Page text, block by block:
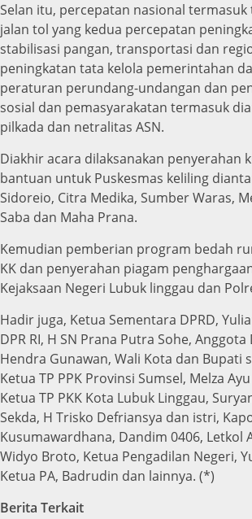
Selan itu, percepatan nasional
jalan tol yang kedua percepatan
stabilisasi pangan, transportasi dan
peningkatan tata kelola pemerintahan
peraturan perundang-undangan dan
sosial dan pemasyarakatan termasuk
pilkada dan netralitas ASN.
Diakhir acara dilaksanakan penyerahan
bantuan untuk Puskesmas keliling
Sidoreio, Citra Medika, Sumber Waras,
Saba dan Maha Prana.
Kemudian pemberian program bedah
KK dan penyerahan piagam
Kejaksaan Negeri Lubuk linggau dan
Hadir juga, Ketua Sementara DPRD,
DPR RI, H SN Prana Putra Sohe, Anggota
Hendra Gunawan, Wali Kota dan Bupati
Ketua TP PPK Provinsi Sumsel, Melza
Ketua TP PKK Kota Lubuk Linggau,
Sekda, H Trisko Defriansya dan istri,
Kusumawardhana, Dandim 0406, Letkol
Widyo Broto, Ketua Pengadilan Negeri,
Ketua PA, Badrudin dan lainnya. (*)
Berita Terkait